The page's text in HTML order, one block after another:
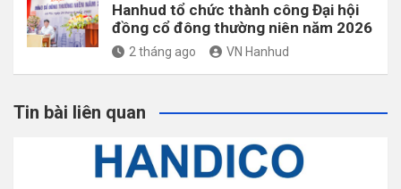
Hanhud tổ chức thành công Đại hội
đồng cổ đông thường niên năm 2026
2 tháng ago VN Hanhud
Tin bài liên quan